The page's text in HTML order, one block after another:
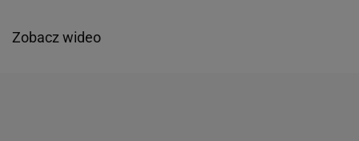
Zobacz wideo